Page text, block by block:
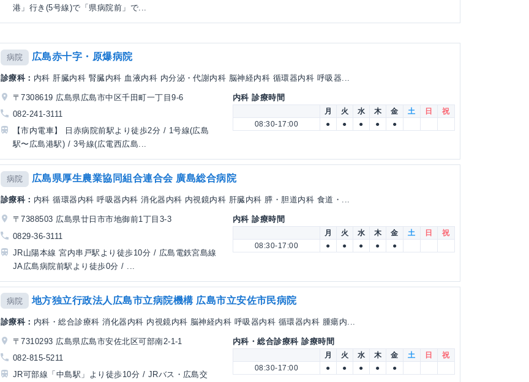
港」行き(5号線)で「県病院前」で...
病院 広島赤十字・原爆病院
診療科： 内科 肝臓内科 腎臓内科 血液内科 内分泌・代謝内科 脳神経内科 循環器内科 呼吸器...
〒7308619 広島県広島市中区千田町一丁目9-6
082-241-3111
【市内電車】 日赤病院前駅より徒歩2分 / 1号線(広島
駅〜広島港駅) / 3号線(広電西広島...
内科 診療時間
月 火 水 木 金 土 日
祝
08:30-17:00
● ● ● ● ●
病院 広島県厚生農業協同組合連合会 廣島総合病院
診療科： 内科 循環器内科 呼吸器内科 消化器内科 内視鏡内科 肝臓内科 膵・胆道内科 食道・...
〒7388503 広島県廿日市市地御前1丁目3-3
0829-36-3111
JR山陽本線 宮内串戸駅より徒歩10分 / 広島電鉄宮島線
JA広島病院前駅より徒歩0分 / ...
内科 診療時間
月 火 水 木 金 土 日
祝
08:30-17:00
● ● ● ● ●
病院 地方独立行政法人広島市立病院機構 広島市立安佐市民病院
診療科： 内科・総合診療科 消化器内科 内視鏡内科 脳神経内科 呼吸器内科 循環器内科 腫瘍内...
〒7310293 広島県広島市安佐北区可部南2-1-1
082-815-5211
JR可部線「中島駅」より徒歩10分 / JRバス・広島交
内科・総合診療科 診療時間
月 火 水 木 金 土 日
祝
08:30-17:00
● ● ● ● ●